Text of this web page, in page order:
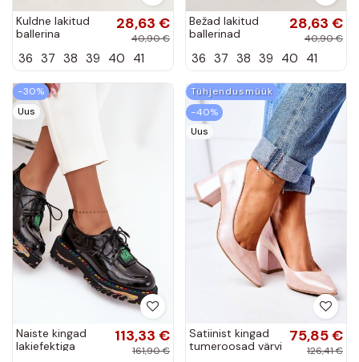
Kuldne lakitud
ballerina
Kokardką
28,63 €
40,90 €
36 37 38 39 40 41
Bežad lakitud
ballerinad
Kokardką
28,63 €
40,90 €
36 37 38 39 40 41
−30%
Uus
Naiste kingad
lakiefektiga
113,33 €
161,90 €
Tühjendusmüük
−40%
Uus
Satiinist kingad
tumeroosad värvi
75,85 €
126,41 €